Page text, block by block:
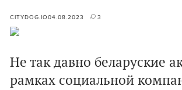
CITYDOG.IO04.08.2023 3
Не так давно беларуские
рамках социальной